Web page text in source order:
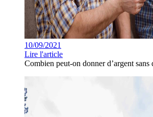
10/09/2021
Lire l'article
Combien peut-on donner d’argent sans